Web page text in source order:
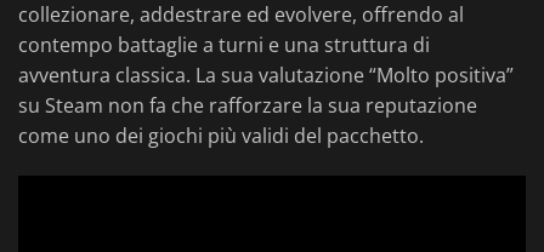
collezionare, addestrare ed evolvere, offrendo al
contempo battaglie a turni e una struttura di
avventura classica. La sua valutazione “Molto positiva”
su Steam non fa che rafforzare la sua reputazione
come uno dei giochi più validi del pacchetto.